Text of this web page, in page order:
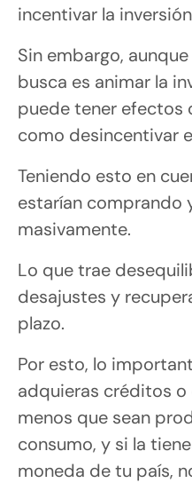
incentivar la
Sin embargo,
busca es animar la
puede tener efectos
como desincentivar
Teniendo esto en
estarían comprando
masivamente.
Lo que trae
desajustes y
plazo.
Por esto, lo
adquieras créditos
menos que sean
consumo, y si la
moneda de tu país,